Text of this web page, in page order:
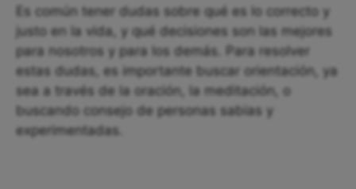
Es común tener dudas sobre qué es lo correcto y
justo en la vida, y qué decisiones son las mejores
para nosotros y para los demás. Para resolver
estas dudas, es importante buscar orientación, ya
sea a través de la oración, la meditación, o
buscando consejo de personas sabias y
experimentadas.